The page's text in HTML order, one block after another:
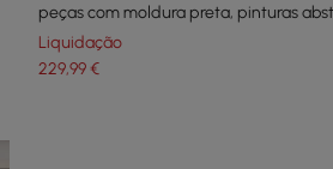
peças com moldura preta, pinturas
sala de estar
Liquidação
229,99€